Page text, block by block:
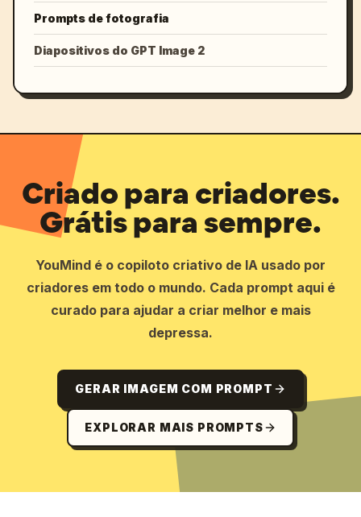
Prompts de fotografia
Diapositivos do GPT Image 2
Criado para criadores.
Grátis para sempre.
YouMind é o copiloto criativo de IA usado por
criadores em todo o mundo. Cada prompt aqui é
curado para ajudar a criar melhor e mais
depressa.
GERAR IMAGEM COM PROMPT
EXPLORAR MAIS PROMPTS